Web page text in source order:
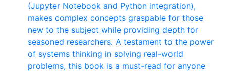
(Jupyter Notebook and Python integration),
makes complex concepts graspable for those
new to the subject while providing depth for
seasoned researchers. A testament to the power
of systems thinking in solving real-world
problems, this book is a must-read for anyone